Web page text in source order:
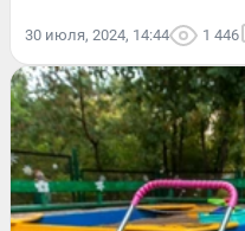
30 июля, 2024, 14:44 1 446